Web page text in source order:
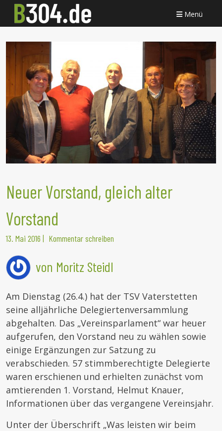
Menü
Neuer Vorstand, gleich alter
Vorstand
13. Mai 2016 | Kommentar schreiben
von Moritz Steidl
Am Dienstag (26.4.) hat der TSV Vaterstetten
seine alljährliche Delegiertenversammlung
abgehalten. Das „Vereinsparlament“ war heuer
aufgerufen, den Vorstand neu zu wählen sowie
einige Ergänzungen zur Satzung zu
verabschieden. 57 stimmberechtigte Delegierte
waren erschienen und erhielten zunächst vom
amtierenden 1. Vorstand, Helmut Knauer,
Informationen über das vergangene Vereinsjahr.
Unter der Überschrift „Was leisten wir beim